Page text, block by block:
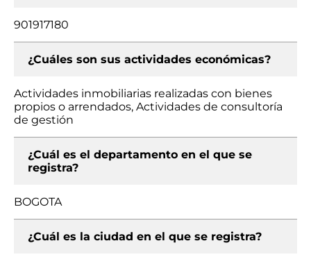
901917180
¿Cuáles son sus actividades económicas?
Actividades inmobiliarias realizadas con bienes
propios o arrendados, Actividades de consultoría
de gestión
¿Cuál es el departamento en el que se
registra?
BOGOTA
¿Cuál es la ciudad en el que se registra?